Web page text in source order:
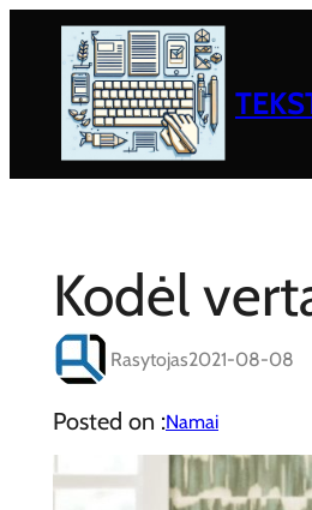
Kodėl
Rasytojas2021-08-08
Posted on :Namai